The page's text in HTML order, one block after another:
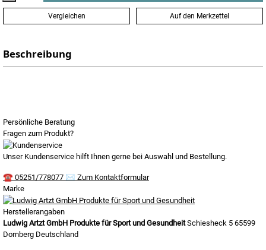
Vergleichen Auf den Merkzettel
Beschreibung
Persönliche Beratung
Fragen zum Produkt?
Unser Kundenservice hilft Ihnen gerne bei Auswahl und Bestellung.
☎ 05251/778077 ✉ Zum Kontaktformular
Marke
Herstellerangaben
Ludwig Artzt GmbH Produkte für Sport und Gesundheit Schiesheck 5 65599
Dornberg Deutschland